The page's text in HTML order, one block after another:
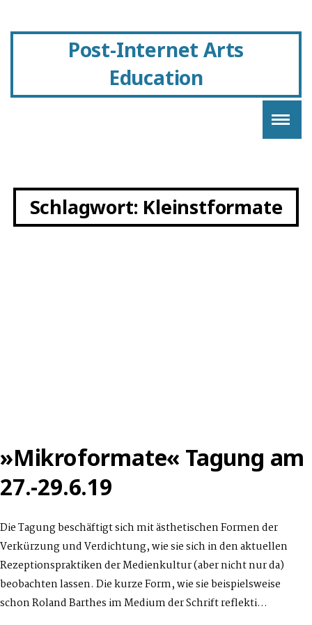
Post-Internet Arts
Education
Schlagwort: Kleinstformate
»Mikroformate« Tagung am
27.-29.6.19
Die Tagung beschäftigt sich mit ästhetischen Formen der
Verkürzung und Verdichtung, wie sie sich in den aktuellen
Rezeptionspraktiken der Medienkultur (aber nicht nur da)
beobachten lassen. Die kurze Form, wie sie beispielsweise
schon Roland Barthes im Medium der Schrift reflekti…